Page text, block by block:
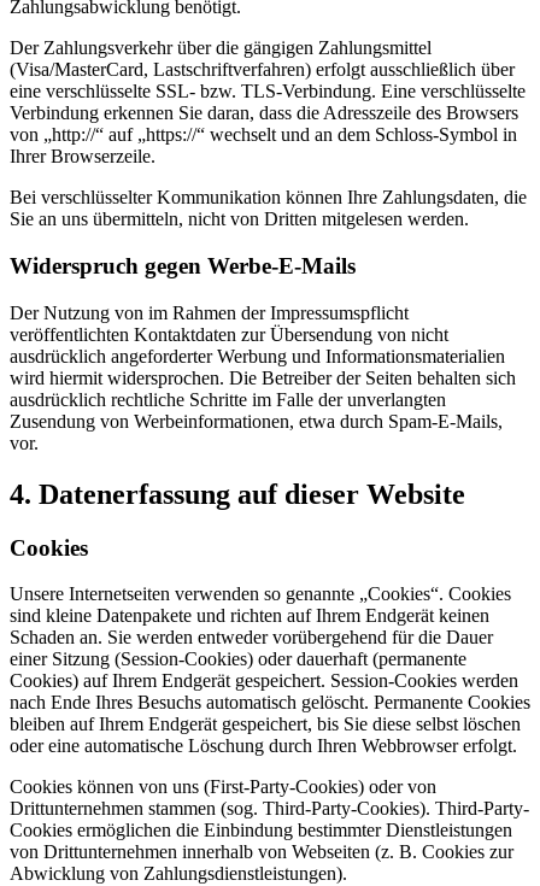
Zahlungsabwicklung benötigt.
Der Zahlungsverkehr über die gängigen Zahlungsmittel
(Visa/MasterCard, Lastschriftverfahren) erfolgt ausschließlich über
eine verschlüsselte SSL- bzw. TLS-Verbindung. Eine verschlüsselte
Verbindung erkennen Sie daran, dass die Adresszeile des Browsers
von „http://“ auf „https://“ wechselt und an dem Schloss-Symbol in
Ihrer Browserzeile.
Bei verschlüsselter Kommunikation können Ihre Zahlungsdaten, die
Sie an uns übermitteln, nicht von Dritten mitgelesen werden.
Widerspruch gegen Werbe-E-Mails
Der Nutzung von im Rahmen der Impressumspflicht
veröffentlichten Kontaktdaten zur Übersendung von nicht
ausdrücklich angeforderter Werbung und Informationsmaterialien
wird hiermit widersprochen. Die Betreiber der Seiten behalten sich
ausdrücklich rechtliche Schritte im Falle der unverlangten
Zusendung von Werbeinformationen, etwa durch Spam-E-Mails,
vor.
4. Datenerfassung auf dieser Website
Cookies
Unsere Internetseiten verwenden so genannte „Cookies“. Cookies
sind kleine Datenpakete und richten auf Ihrem Endgerät keinen
Schaden an. Sie werden entweder vorübergehend für die Dauer
einer Sitzung (Session-Cookies) oder dauerhaft (permanente
Cookies) auf Ihrem Endgerät gespeichert. Session-Cookies werden
nach Ende Ihres Besuchs automatisch gelöscht. Permanente Cookies
bleiben auf Ihrem Endgerät gespeichert, bis Sie diese selbst löschen
oder eine automatische Löschung durch Ihren Webbrowser erfolgt.
Cookies können von uns (First-Party-Cookies) oder von
Drittunternehmen stammen (sog. Third-Party-Cookies). Third-Party-
Cookies ermöglichen die Einbindung bestimmter Dienstleistungen
von Drittunternehmen innerhalb von Webseiten (z. B. Cookies zur
Abwicklung von Zahlungsdienstleistungen).